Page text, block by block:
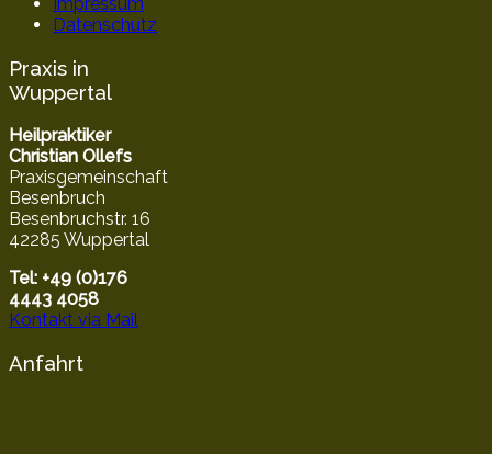
Impressum
Datenschutz
Praxis in
Wuppertal
Heilpraktiker
Christian Ollefs
Praxisgemeinschaft
Besenbruch
Besenbruchstr. 16
42285 Wuppertal
Tel: +49 (0)176
4443 4058
Kontakt via Mail
Anfahrt